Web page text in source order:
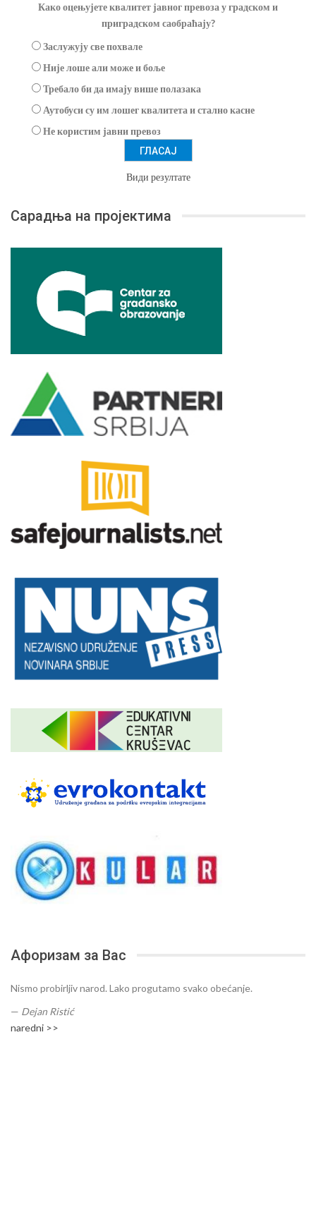
Како оцењујете квалитет јавног превоза у градском и
приградском саобраћају?
Заслужују све похвале
Није лоше али може и боље
Требало би да имају више полазака
Аутобуси су им лошег квалитета и стално касне
Не користим јавни превоз
Види резултате
Сарадња на пројектима
Афоризам за Вас
Nismo probirljiv narod. Lako progutamo svako obećanje.
— Dejan Ristić
naredni >>